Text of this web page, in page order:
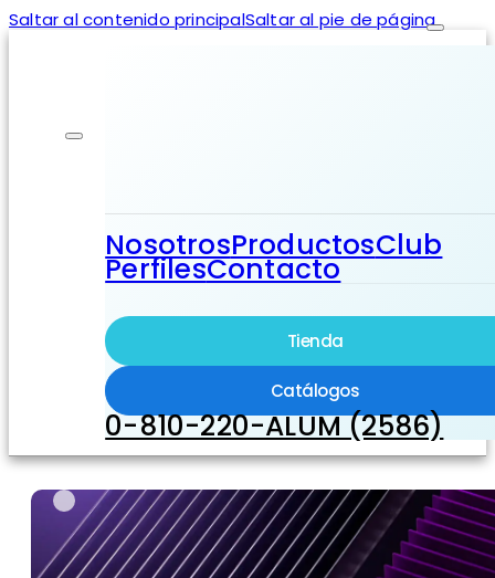
Saltar al contenido principalSaltar al pie de página
NosotrosProductosClub
PerfilesContacto
Tienda
Catálogos
0-810-220-ALUM (2586)